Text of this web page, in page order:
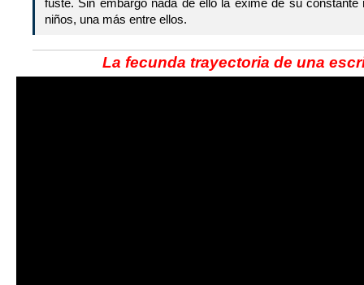
fuste. Sin embargo nada de ello la exime de su constante
niños, una más entre ellos.
La fecunda trayectoria de una